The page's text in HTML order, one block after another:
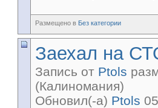
Размещено в Без категории
Заехал на
Запись от Ptols
(Калиномания)
Обновил(-а) Ptols